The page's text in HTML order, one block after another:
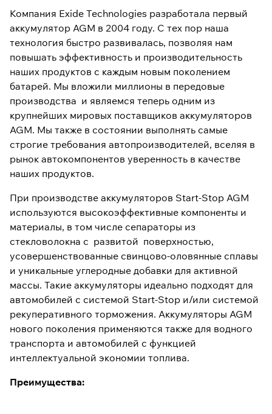
Компания Exide Technologies разработала первый
аккумулятор AGM в 2004 году. С тех пор наша
технология быстро развивалась, позволяя нам
повышать эффективность и производительность
наших продуктов с каждым новым поколением
батарей. Мы вложили миллионы в передовые
производства и являемся теперь одним из
крупнейших мировых поставщиков аккумуляторов
AGM. Мы также в состоянии выполнять самые
строгие требования автопроизводителей, вселяя в
рынок автокомпонентов уверенность в качестве
наших продуктов.
При производстве аккумуляторов Start-Stop AGM
используются высокоэффективные компоненты и
материалы, в том числе сепараторы из
стекловолокна с развитой поверхностью,
усовершенствованные свинцово-оловянные сплавы
и уникальные углеродные добавки для активной
массы. Такие аккумуляторы идеально подходят для
автомобилей с системой Start-Stop и/или системой
рекуперативного торможения. Аккумуляторы AGM
нового поколения применяются также для водного
транспорта и автомобилей с функцией
интеллектуальной экономии топлива.
Преимущества: